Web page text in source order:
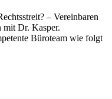
– Vereinbaren
mit Dr. Kasper.
Büroteam wie folgt